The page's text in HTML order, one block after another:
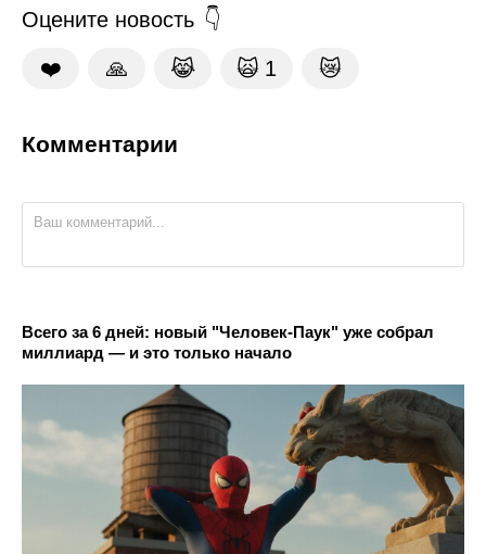
Оцените новость
❤️ 🙏 😹 🙀 1 😿
Комментарии
Всего за 6 дней: новый "Человек-Паук" уже собрал
миллиард — и это только начало